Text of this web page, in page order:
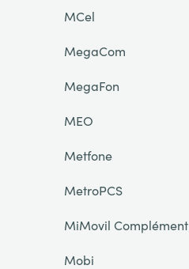
MCel
MegaCom
MegaFon
MEO
Metfone
MetroPCS
MiMovil Complément
Mobi